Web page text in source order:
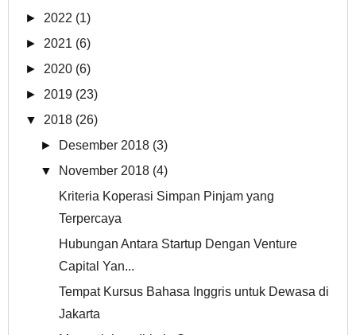
► 2022 (1)
► 2021 (6)
► 2020 (6)
► 2019 (23)
▼
2018 (26)
►
Desember 2018 (3)
▼
November 2018 (4)
Kriteria Koperasi Simpan Pinjam yang
Terpercaya
Hubungan Antara Startup Dengan Venture
Capital Yan...
Tempat Kursus Bahasa Inggris untuk Dewasa di
Jakarta